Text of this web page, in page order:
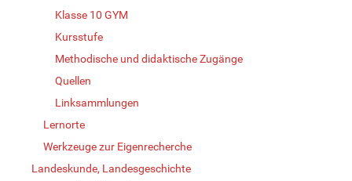
Klasse 10 GYM
Kursstufe
Methodische und didaktische Zugänge
Quellen
Linksammlungen
Lernorte
Werkzeuge zur Eigenrecherche
Landeskunde, Landesgeschichte